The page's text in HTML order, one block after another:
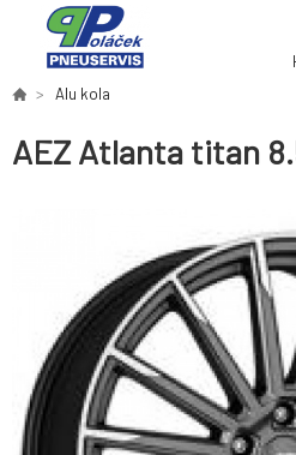
Alu kola
AEZ Atlanta titan